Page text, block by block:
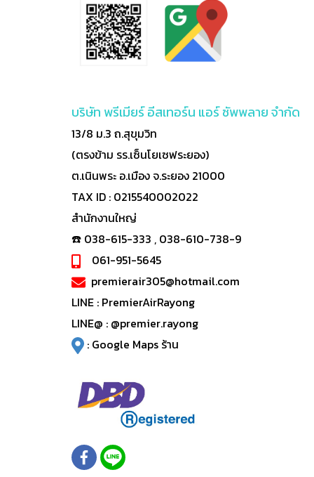
บริษัท พรีเมียร์ อีสเทอร์น แอร์ ซัพพลาย จำกัด
13/8 ม.3 ถ.สุขุมวิท
(ตรงข้าม รร.เซ็นโยเซฟระยอง)
ต.เนินพระ อ.เมือง จ.ระยอง 21000
TAX ID : 0215540002022
สำนักงานใหญ่
☎️ 038-615-333 , 038-610-738-9
061-951-5645
premierair305@hotmail.com
LINE : PremierAirRayong
LINE@ : @premier.rayong
: Google Maps ร้าน